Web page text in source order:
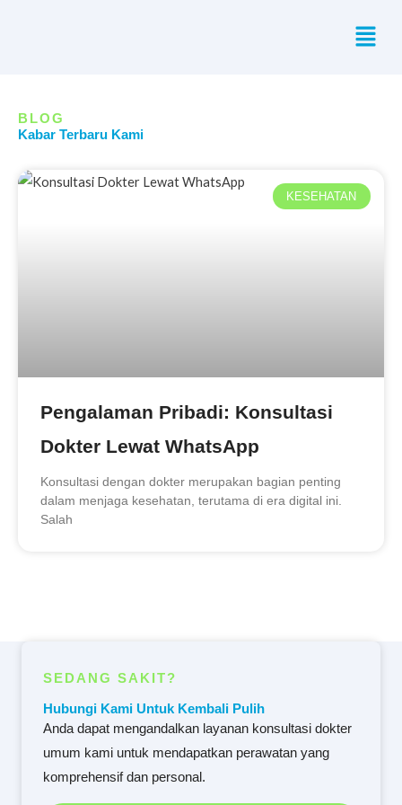
Menu
BLOG
Kabar Terbaru Kami
KESEHATAN
Pengalaman Pribadi: Konsultasi
Dokter Lewat WhatsApp
Konsultasi dengan dokter merupakan bagian penting
dalam menjaga kesehatan, terutama di era digital ini.
Salah
SEDANG SAKIT?
Hubungi Kami Untuk Kembali Pulih
Anda dapat mengandalkan layanan konsultasi dokter
umum kami untuk mendapatkan perawatan yang
komprehensif dan personal.